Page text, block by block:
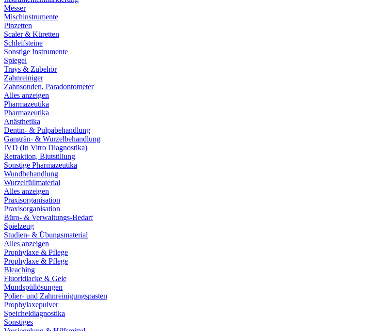
Messer
Mischinstrumente
Pinzetten
Scaler & Küretten
Schleifsteine
Sonstige Instrumente
Spiegel
Trays & Zubehör
Zahnreiniger
Zahnsonden, Paradontometer
Alles anzeigen
Pharmazeutika
Pharmazeutika
Anästhetika
Dentin- & Pulpabehandlung
Gangrän- & Wurzelbehandlung
IVD (In Vitro Diagnostika)
Retraktion, Blutstillung
Sonstige Pharmazeutika
Wundbehandlung
Wurzelfüllmaterial
Alles anzeigen
Praxisorganisation
Praxisorganisation
Büro- & Verwaltungs-Bedarf
Spielzeug
Studien- & Übungsmaterial
Alles anzeigen
Prophylaxe & Pflege
Prophylaxe & Pflege
Bleaching
Fluoridlacke & Gele
Mundspüllösungen
Polier- und Zahnreinigungspasten
Prophylaxepulver
Speicheldiagnostika
Sonstiges